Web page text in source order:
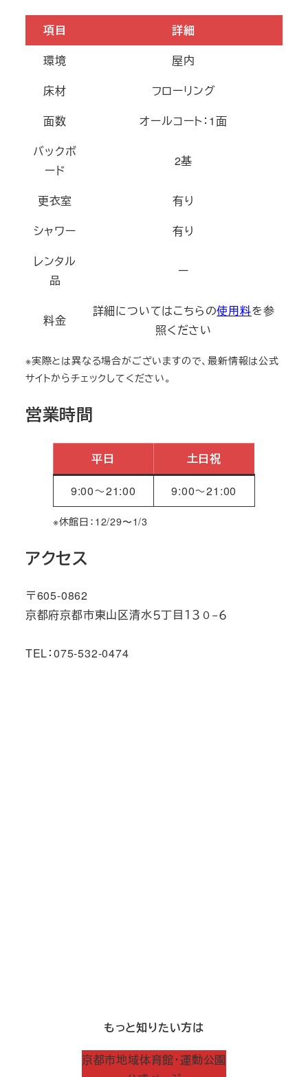
項目
詳細
環境
屋内
床材
フローリング
面数
オールコート：1面
バックボ
ード
2基
更衣室
有り
シャワー
有り
レンタル
品
ー
料金
詳細についてはこちらの使用料を参
照ください
※実際とは異なる場合がございますので、最新情報は公式
サイトからチェックしてください。
営業時間
平日 土日祝
9:00～21:00 9:00～21:00
※休館日：12/29〜1/3
アクセス
〒605-0862
京都府京都市東山区清水５丁目１３０−６
TEL：075-532-0474
もっと知りたい方は
京都市地域体育館・運動公園